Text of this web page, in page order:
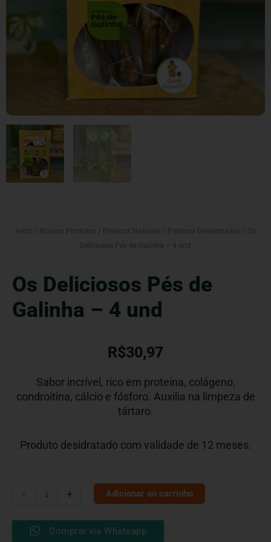
Início Nossos Produtos Petiscos Naturais Petiscos Desidratados
Deliciosos Pés de Galinha – 4 und
Os Deliciosos Pés de
Galinha – 4 und
R$30,97
Sabor incrível, rico em proteína, colágeno,
condroitina, cálcio e fósforo. Auxilia na limpeza de
tártaro.
Produto desidratado com validade de 12 meses.
-
Pés
+ Adicionar ao carrinho
Comprar via Whatsapp